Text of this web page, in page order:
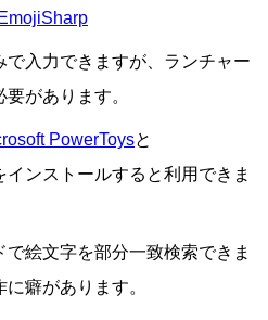
で入力できますが、ランチャー
があります。
PowerToysと
インストールすると利用できま
で絵文字を部分一致検索できま
癖があります。